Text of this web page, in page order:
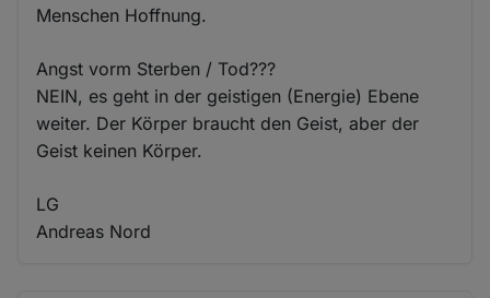
Menschen Hoffnung.
Angst vorm Sterben / Tod???
NEIN, es geht in der geistigen (Energie) Ebene
weiter. Der Körper braucht den Geist, aber der
Geist keinen Körper.
LG
Andreas Nord